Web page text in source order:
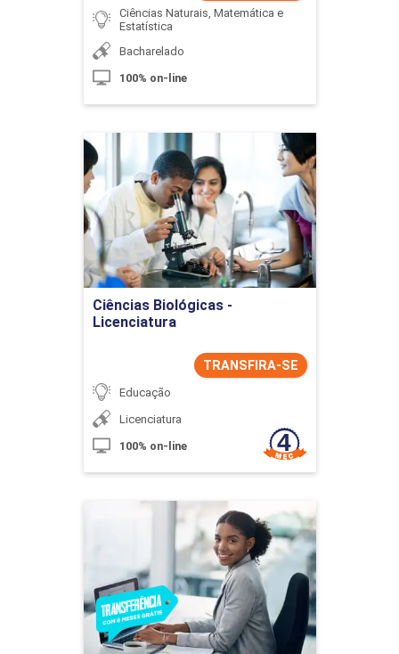
Ciências Naturais, Matemática e
Estatística
Bacharelado
100% on-line
Ciências Biológicas -
Licenciatura
TRANSFIRA-SE
Educação
Licenciatura
100% on-line
Ciências Biológicas -
Licenciatura
Detalhes do curso
Ir para Inscrição
Ciências Contábeis
Detalhes do curso
Ir para Inscrição